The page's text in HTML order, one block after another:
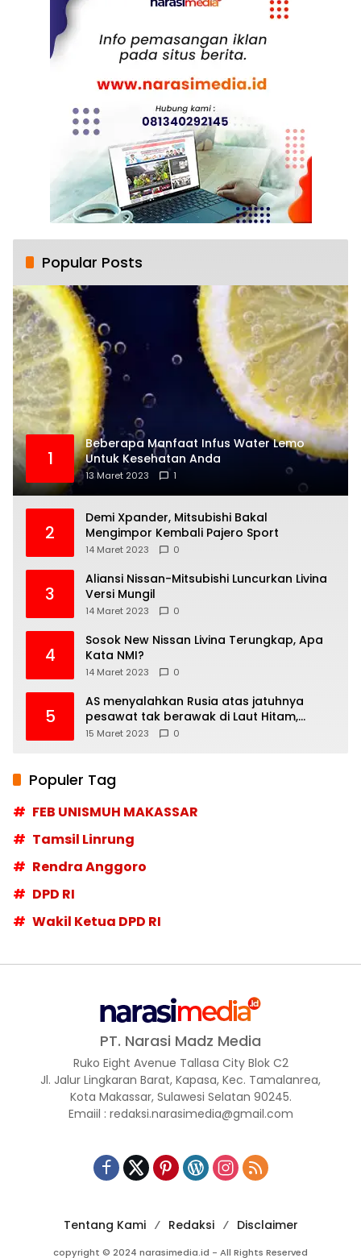
Popular Posts
1
Beberapa Manfaat Infus Water Lemo
Untuk Kesehatan Anda
13 Maret 2023 1
2
Demi Xpander, Mitsubishi Bakal
Mengimpor Kembali Pajero Sport
14 Maret 2023 0
3
Aliansi Nissan-Mitsubishi Luncurkan Livina
Versi Mungil
14 Maret 2023 0
4
Sosok New Nissan Livina Terungkap, Apa
Kata NMI?
14 Maret 2023 0
5
AS menyalahkan Rusia atas jatuhnya
pesawat tak berawak di Laut Hitam,
Moskow menyangkal
15 Maret 2023 0
Populer Tag
FEB UNISMUH MAKASSAR
Tamsil Linrung
Rendra Anggoro
DPD RI
Wakil Ketua DPD RI
PT. Narasi Madz Media
Ruko Eight Avenue Tallasa City Blok C2
Jl. Jalur Lingkaran Barat, Kapasa, Kec. Tamalanrea,
Kota Makassar, Sulawesi Selatan 90245.
Emaiil : redaksi.narasimedia@gmail.com
Tentang Kami Redaksi Disclaimer
copyright © 2024 narasimedia.id - All Rights Reserved